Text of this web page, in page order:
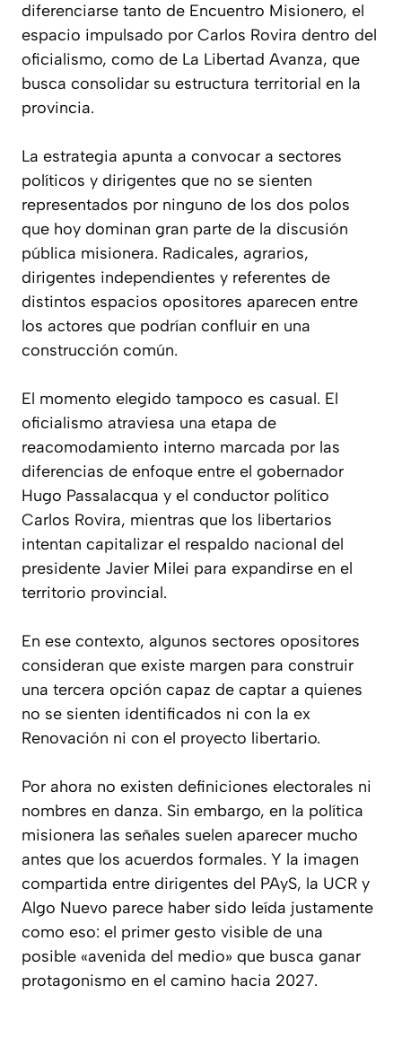
diferenciarse tanto de Encuentro Misionero, el
espacio impulsado por Carlos Rovira dentro del
oficialismo, como de La Libertad Avanza, que
busca consolidar su estructura territorial en la
provincia.
La estrategia apunta a convocar a sectores
políticos y dirigentes que no se sienten
representados por ninguno de los dos polos
que hoy dominan gran parte de la discusión
pública misionera. Radicales, agrarios,
dirigentes independientes y referentes de
distintos espacios opositores aparecen entre
los actores que podrían confluir en una
construcción común.
El momento elegido tampoco es casual. El
oficialismo atraviesa una etapa de
reacomodamiento interno marcada por las
diferencias de enfoque entre el gobernador
Hugo Passalacqua y el conductor político
Carlos Rovira, mientras que los libertarios
intentan capitalizar el respaldo nacional del
presidente Javier Milei para expandirse en el
territorio provincial.
En ese contexto, algunos sectores opositores
consideran que existe margen para construir
una tercera opción capaz de captar a quienes
no se sienten identificados ni con la ex
Renovación ni con el proyecto libertario.
Por ahora no existen definiciones electorales ni
nombres en danza. Sin embargo, en la política
misionera las señales suelen aparecer mucho
antes que los acuerdos formales. Y la imagen
compartida entre dirigentes del PAyS, la UCR y
Algo Nuevo parece haber sido leída justamente
como eso: el primer gesto visible de una
posible «avenida del medio» que busca ganar
protagonismo en el camino hacia 2027.